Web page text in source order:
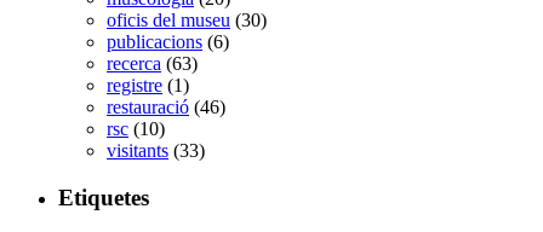
oficis del museu (30)
publicacions (6)
recerca (63)
registre (1)
restauració (46)
rsc (10)
visitants (33)
Etiquetes